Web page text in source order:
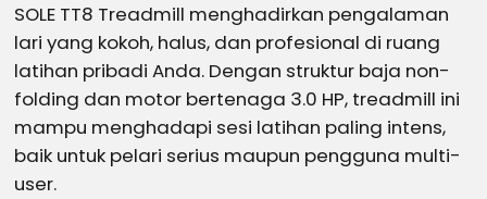
SOLE TT8 Treadmill menghadirkan pengalaman
lari yang kokoh, halus, dan profesional di ruang
latihan pribadi Anda. Dengan struktur baja non-
folding dan motor bertenaga 3.0 HP, treadmill ini
mampu menghadapi sesi latihan paling intens,
baik untuk pelari serius maupun pengguna multi-
user.